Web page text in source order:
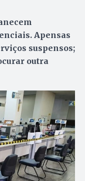
Apensas
suspensos;
outra